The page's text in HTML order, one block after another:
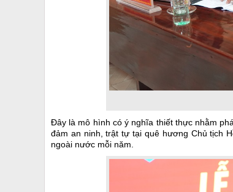
Đây là mô hình có ý nghĩa thiết thực nhằm
đảm an ninh, trật tự tại quê hương Chủ tịch
ngoài nước mỗi năm.